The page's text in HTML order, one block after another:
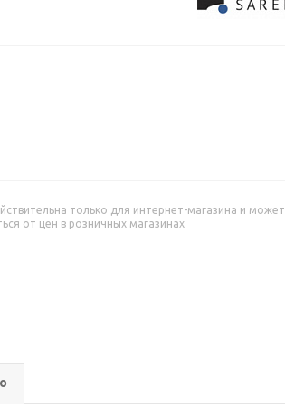
только для интернет-магазина и может
от цен в розничных магазинах